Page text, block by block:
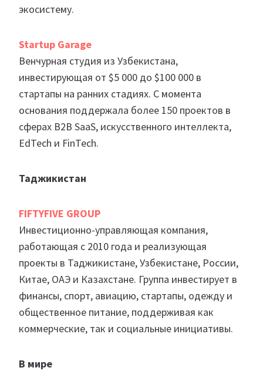
экосистему.
Startup Garage
Венчурная студия из Узбекистана,
инвестирующая от $5 000 до $100 000 в
стартапы на ранних стадиях. С момента
основания поддержала более 150 проектов в
сферах B2B SaaS, искусственного интеллекта,
EdTech и FinTech.
Таджикистан
FIFTYFIVE GROUP
Инвестиционно-управляющая компания,
работающая с 2010 года и реализующая
проекты в Таджикистане, Узбекистане, России,
Китае, ОАЭ и Казахстане. Группа инвестирует в
финансы, спорт, авиацию, стартапы, одежду и
общественное питание, поддерживая как
коммерческие, так и социальные инициативы.
В мире